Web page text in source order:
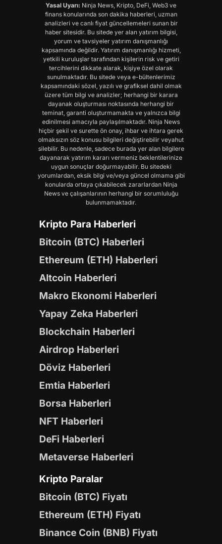
Yasal Uyarı: Ninja News, Kripto, DeFi, Web3 ve
finans konularında son dakika haberleri, uzman
analizleri ve canlı fiyat güncellemeleri sunan bir
haber sitesidir. Bu sitede yer alan yatırım bilgisi,
yorum ve tavsiyeler yatırım danışmanlığı
kapsamında değildir. Yatırım danışmanlığı hizmeti,
yetkili kuruluşlar tarafından kişilerin risk ve getiri
tercihlerini dikkate alarak, kişiye özel olarak
sunulmaktadır. Bu sitede veya e-bültenlerimiz
kapsamındaki sözel, yazılı ve grafiksel dahil olmak
üzere tüm bilgi ve analizler; herhangi bir karara
dayanak oluşturması noktasında herhangi bir
teminat, garanti oluşturmamakta ve yalnızca bilgi
edinilmesi amacıyla paylaşılmaktadır. Ninja News
hiçbir şekil ve surette ön onay, ihbar ve ihtara gerek
olmaksızın söz konusu bilgileri değiştirebilir veyahut
silebilir. Bu nedenle, sadece burada yer alan bilgilere
dayanarak yatırım kararı vermeniz beklentilerinize
uygun sonuçlar doğurmayabilir. Bu sitedeki
yorumlardan, eksik bilgi ve/veya güncel olmama gibi
konularda ortaya çıkabilecek zararlardan Ninja
News ve çalışanlarının herhangi bir sorumluluğu
bulunmamaktadır.
Kripto Para Haberleri
Bitcoin (BTC) Haberleri
Ethereum (ETH) Haberleri
Altcoin Haberleri
Makro Ekonomi Haberleri
Yapay Zeka Haberleri
Blockchain Haberleri
Airdrop Haberleri
Döviz Haberleri
Emtia Haberleri
Borsa Haberleri
NFT Haberleri
DeFi Haberleri
Metaverse Haberleri
Kripto Paralar
Bitcoin (BTC) Fiyatı
Ethereum (ETH) Fiyatı
Binance Coin (BNB) Fiyatı